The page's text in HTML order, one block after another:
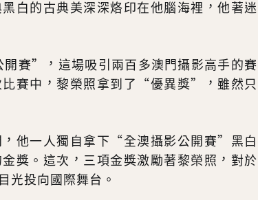
白的古典美深深烙印在他腦海裡，他著迷
賽”，這場吸引兩百多澳門攝影高手的賽
比賽中，黎榮照拿到了“優異獎”，雖然只
，他一人獨自拿下“全澳攝影公開賽”黑白
獎。這次，三項金獎激勵著黎榮照，對於
光投向國際舞台。